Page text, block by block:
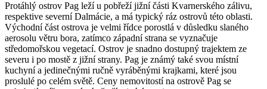
Protáhlý ostrov Pag leží u pobřeží jižní části Kvarnerského zálivu,
respektive severní Dalmácie, a má typický ráz ostrovů této oblasti.
Východní část ostrova je velmi řídce porostlá v důsledku slaného
aerosolu větru bora, zatímco západní strana se vyznačuje
středomořskou vegetací. Ostrov je snadno dostupný trajektem ze
severu i po mostě z jižní strany. Pag je známý také svou místní
kuchyní a jedinečnými ručně vyráběnými krajkami, které jsou
proslulé po celém světě. Ceny nemovitostí na ostrově Pag se